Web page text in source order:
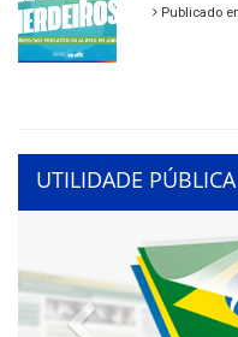
Publicado
UTILIDADE PÚBLICA
Previous